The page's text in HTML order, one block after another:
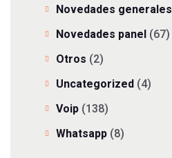
Novedades generales
Novedades panel (67)
Otros (2)
Uncategorized (4)
Voip (138)
Whatsapp (8)